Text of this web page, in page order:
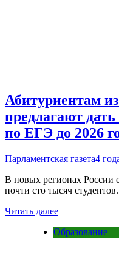
Абитуриентам
предлагают дать
по ЕГЭ до 2026
Парламентская газета4
В новых регионах России
почти сто тысяч студентов.
Читать далее
Образование